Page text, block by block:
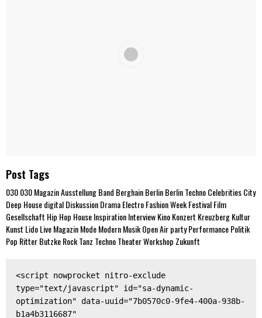
Post Tags
030030 MagazinAusstellungBand BerghainBerlinBerlin TechnoCelebritiesCity
Deep HousedigitalDiskussionDramaElectroFashion WeekFestivalFilm
Gesellschaft Hip Hop HouseInspirationInterviewKinoKonzert KreuzbergKultur
Kunst LidoLiveMagazinModeModernMusikOpen AirpartyPerformancePolitik
Pop Ritter ButzkeRockTanz TechnoTheaterWorkshop Zukunft
<script nowprocket nitro-exclude
type="text/javascript" id="sa-dynamic-
optimization" data-uuid="7b0570c0-9fe4-400a-938b-
b1a4b3116687"